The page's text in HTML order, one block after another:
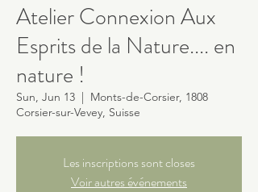
Atelier Connexion Aux
Esprits de la Nature.... en
nature !
Sun, Jun 13
  |
Monts-de-Corsier, 1808
Corsier-sur-Vevey, Suisse
Les inscriptions sont closes
Voir autres événements